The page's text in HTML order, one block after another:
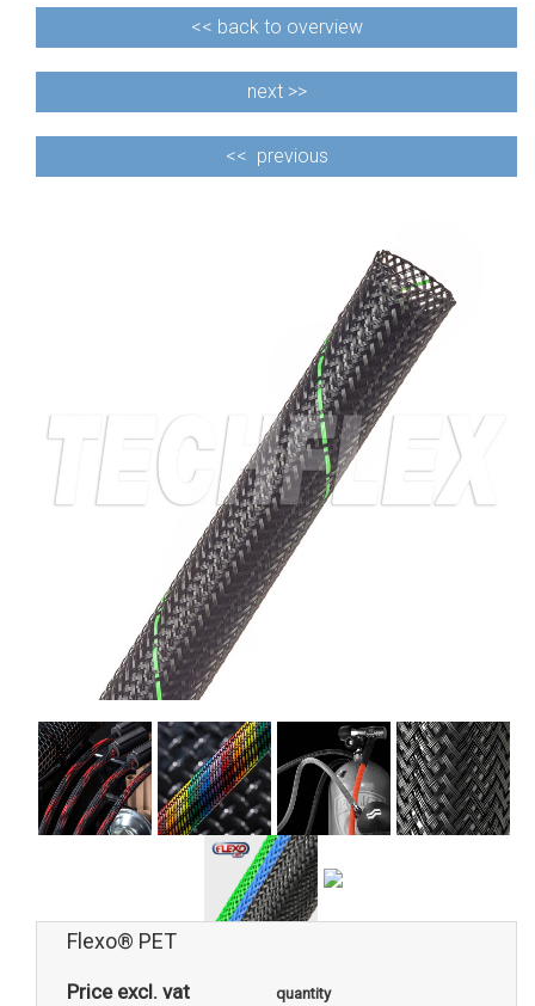
<< back to overview
next >>
<< previous
Flexo® PET
Price excl. vat quantity